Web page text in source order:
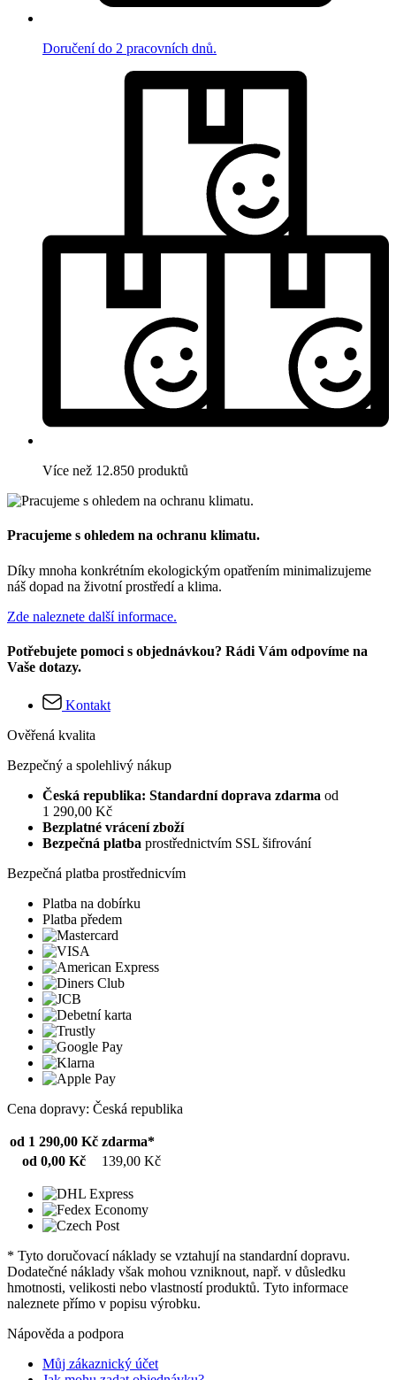
Doručení do 2 pracovních dnů.
Více než 12.850 produktů
Pracujeme s ohledem na ochranu klimatu.
Díky mnoha konkrétním ekologickým opatřením minimalizujeme
náš dopad na životní prostředí a klima.
Zde naleznete další informace.
Potřebujete pomoci s objednávkou? Rádi Vám odpovíme na
Vaše dotazy.
Kontakt
Ověřená kvalita
Bezpečný a spolehlivý nákup
Česká republika: Standardní doprava zdarma od
1 290,00 Kč
Bezplatné vrácení zboží
Bezpečná platba prostřednictvím SSL šifrování
Bezpečná platba prostřednicvím
Platba na dobírku
Platba předem
Cena dopravy: Česká republika
od 1 290,00 Kč zdarma*
od 0,00 Kč
139,00 Kč
* Tyto doručovací náklady se vztahují na standardní dopravu.
Dodatečné náklady však mohou vzniknout, např. v důsledku
hmotnosti, velikosti nebo vlastností produktů. Tyto informace
naleznete přímo v popisu výrobku.
Nápověda a podpora
Můj zákaznický účet